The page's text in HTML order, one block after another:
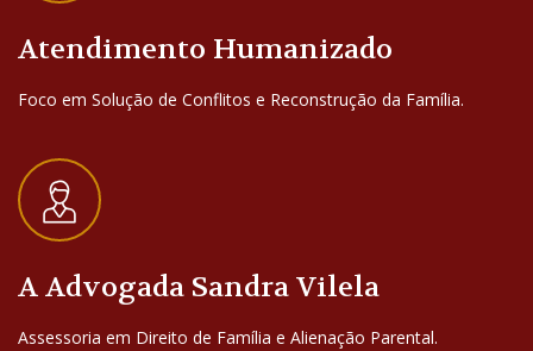
Atendimento Humanizado
Foco em Solução de Conflitos e Reconstrução da Família.
A Advogada Sandra Vilela
Assessoria em Direito de Família e Alienação Parental.